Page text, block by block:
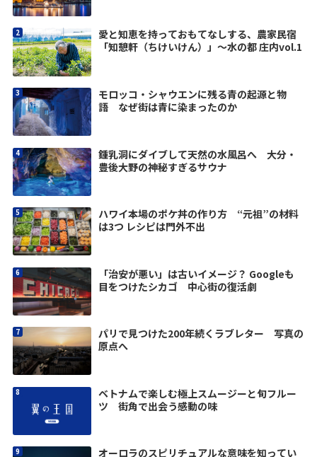
愛と知恵を持っておもてなしする、農家民宿
「知憩軒（ちけいけん）」～水の都 庄内vol.1
モロッコ・シャウエンに残る青の起源と物
語 なぜ街は青に染まったのか
鍾乳洞にダイブして天然の水風呂へ 大分・
豊後大野の神秘すぎるサウナ
ハワイ本場のポケ丼の作り方 “元祖”の材料
は3つ レシピは門外不出
「治安が悪い」は古いイメージ？ Googleも
目をつけたシカゴ 中心街の復活劇
パリで見つけた200年続くラブレター 写真の
原点へ
ベトナムで楽しむ極上スムージーと旬フルー
ツ 街角で出会う感動の味
オーロラのスピリチュアルな意味を知ってい